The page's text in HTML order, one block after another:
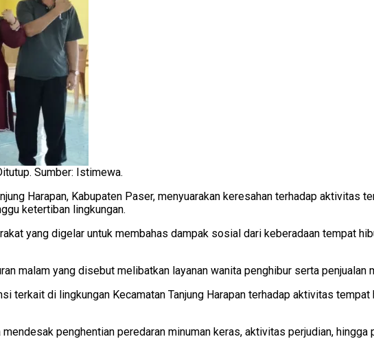
Sumber: Istimewa.
Harapan, Kabupaten Paser, menyuarakan keresahan terhadap aktivitas
ketertiban lingkungan.
yang digelar untuk membahas dampak sosial dari keberadaan tempat
malam yang disebut melibatkan layanan wanita penghibur serta penjualan
terkait di lingkungan Kecamatan Tanjung Harapan terhadap aktivitas tempat
penghentian peredaran minuman keras, aktivitas perjudian, hingga